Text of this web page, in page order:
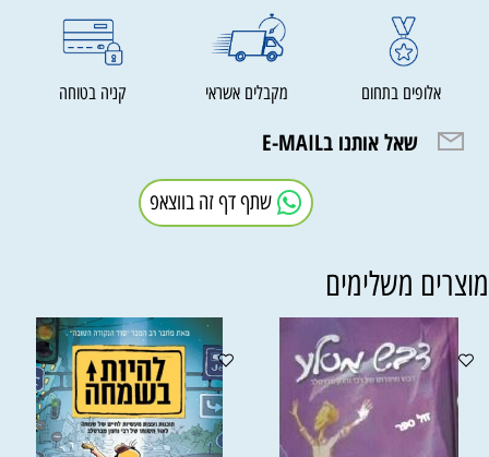
אלופים בתחום מקבלים אשראי קניה בטוחה
שאל אותנו בE-MAIL
שתף דף זה בווצאפ
משלימים